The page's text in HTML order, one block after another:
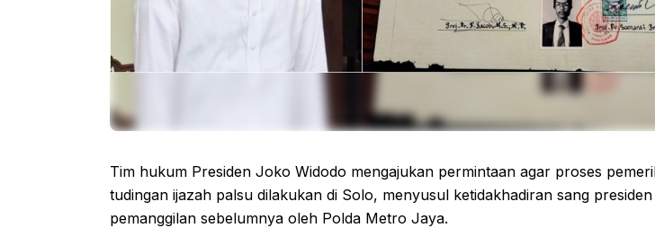
Tim hukum Presiden Joko Widodo mengajukan permintaan agar proses
tudingan ijazah palsu dilakukan di Solo, menyusul ketidakhadiran sang
pemanggilan sebelumnya oleh Polda Metro Jaya.